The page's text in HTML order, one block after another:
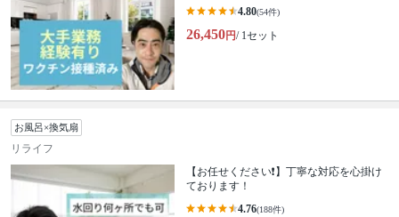
4.80(54件)
26,450円/ 1セット
お風呂×換気扇
リライフ
【お任せください❗️】丁寧な対応を心掛け
ております！
4.76(188件)